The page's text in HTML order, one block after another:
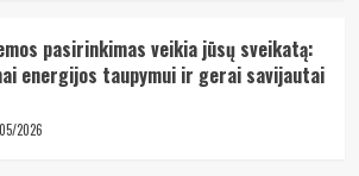
pasirinkimas veikia jūsų sveikatą:
energijos taupymui ir gerai savijautai
2026